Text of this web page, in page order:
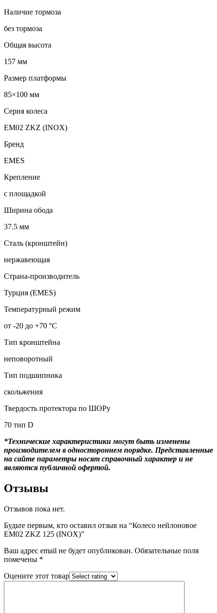
Наличие тормоза
без тормоза
Общая высота
157 мм
Размер платформы
85×100 мм
Серия колеса
EM02 ZKZ (INOX)
Бренд
EMES
Крепление
с площадкой
Ширина обода
37.5 мм
Сталь (кронштейн)
нержавеющая
Страна-производитель
Турция (EMES)
Температурный режим
от -20 до +70 °С
Тип кронштейна
неповоротный
Тип подшипника
скольжения
Твердость протектора по ШОРу
70 тип D
*Технические характеристики могут быть изменены
производителем в одностороннем порядке. Представленные
на сайте параметры носят справочный характер и не
являются публичной офертой.
Отзывы
Отзывов пока нет.
Будьте первым, кто оставил отзыв на “Колесо нейлоновое
EM02 ZKZ 125 (INOX)”
Ваш адрес email не будет опубликован. Обязательные поля
помечены *
Оцените этот товар